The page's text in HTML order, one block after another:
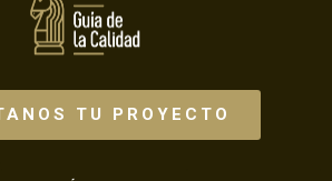
TU PROYECTO